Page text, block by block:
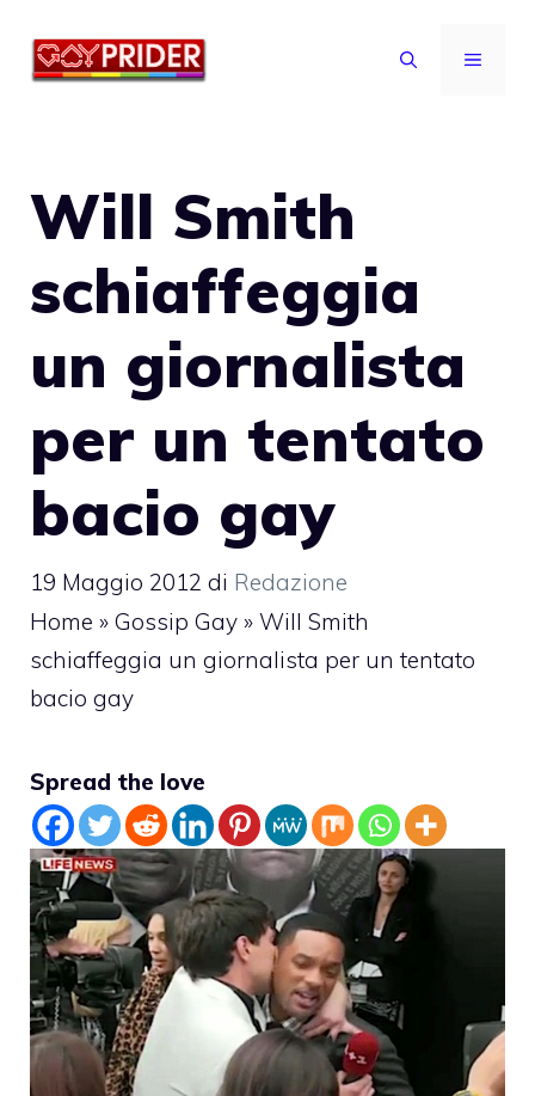
MENU
Will Smith
schiaffeggia
un giornalista
per un tentato
bacio gay
19 Maggio 2012 di Redazione
Home » Gossip Gay » Will Smith
schiaffeggia un giornalista per un tentato
bacio gay
Spread the love